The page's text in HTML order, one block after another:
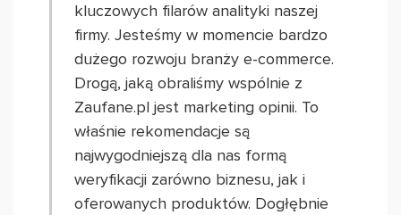
kluczowych filarów analityki naszej
firmy. Jesteśmy w momencie bardzo
dużego rozwoju branży e-commerce.
Drogą, jaką obraliśmy wspólnie z
Zaufane.pl jest marketing opinii. To
właśnie rekomendacje są
najwygodniejszą dla nas formą
weryfikacji zarówno biznesu, jak i
oferowanych produktów. Dogłębnie